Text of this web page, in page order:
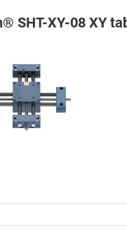
SHT-XY-08 XY